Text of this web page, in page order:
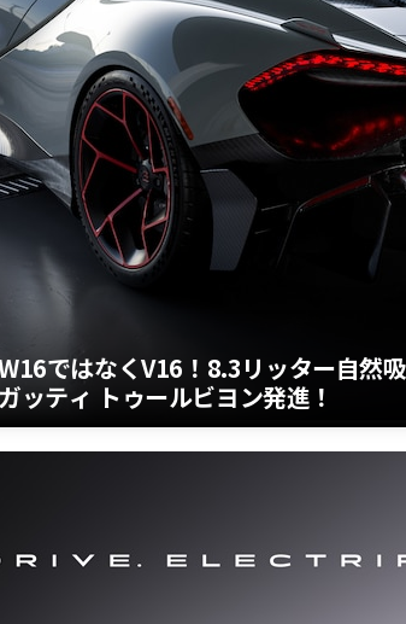
ではなくV16！8.3リッター自然
ッティ トゥールビヨン発進！